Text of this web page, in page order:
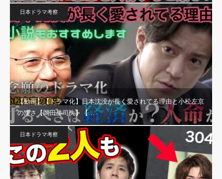
日本ドラマ考察
【動画】【ドラマ化】日本沈没が長く愛されてる理由と小松左京
の凄さ【岡田斗司夫】【…
日本ドラマ考察